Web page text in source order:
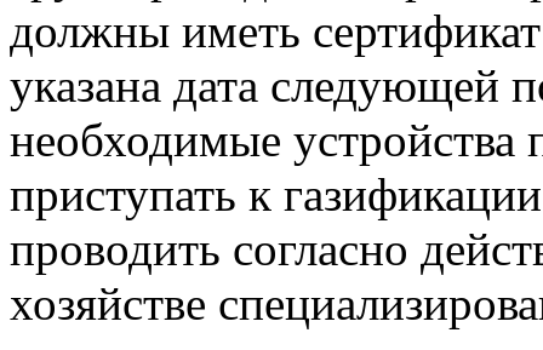
должны иметь
указана дата следующей
необходимые
приступать к
проводить согласно
хозяйстве